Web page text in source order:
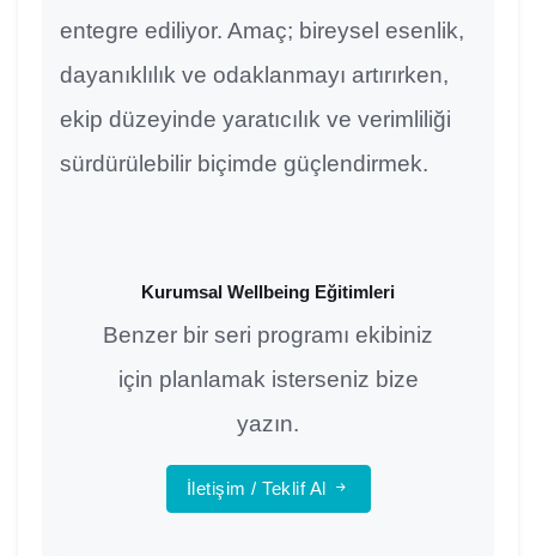
entegre ediliyor. Amaç; bireysel esenlik,
dayanıklılık ve odaklanmayı artırırken,
ekip düzeyinde yaratıcılık ve verimliliği
sürdürülebilir biçimde güçlendirmek.
Kurumsal Wellbeing Eğitimleri
Benzer bir seri programı ekibiniz
için planlamak isterseniz bize
yazın.
İletişim / Teklif Al